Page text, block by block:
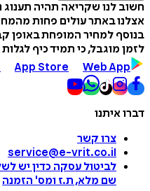
חשוב לנו שקריאה תהיה תענוג
אצלנו באתר עולים פחות
בנוסף למחיר המופחת באופן
לזמן מוגבל, כי תמיד כיף
App Store Web App
דברו איתנו
צרו קשר
service@e-vrit.co.il
לביטול עסקה כדין יש
שם מלא, ת.ז ומס' הזמנה